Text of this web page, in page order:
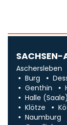
SACHSEN-
Aschersleben
Burg
Genthin
Halle (Saale)
Klötze
Naumburg